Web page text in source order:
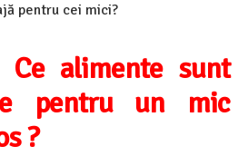
pentru cei mici?
alimente sunt
pentru un mic
?